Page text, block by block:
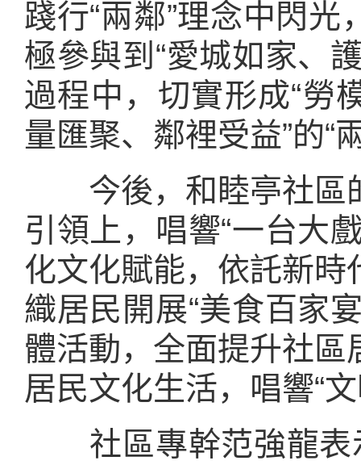
踐行“兩鄰”理念中閃
極參與到“愛城如家、
過程中，切實形成“勞
量匯聚、鄰裡受益”的“
今後，和睦亭社區
引領上，唱響“一台大
化文化賦能，依託新
織居民開展“美食百家
體活動，全面提升社
居民文化生活，唱響“
社區專幹范強龍表